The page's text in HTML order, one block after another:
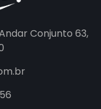
Conjunto 63,